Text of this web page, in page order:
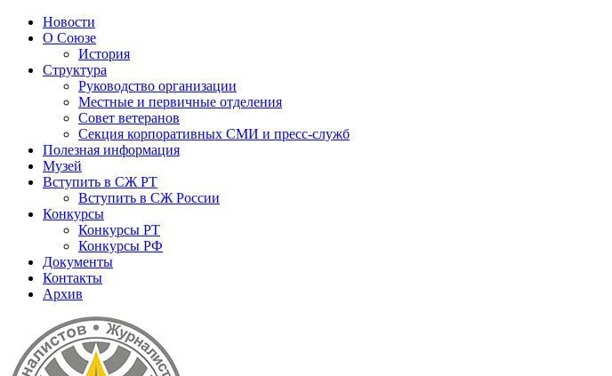
Новости
О Союзе
История
Структура
Руководство организации
Местные и первичные отделения
Совет ветеранов
Секция корпоративных СМИ и пресс-служб
Полезная информация
Музей
Вступить в СЖ РТ
Вступить в СЖ России
Конкурсы
Конкурсы РТ
Конкурсы РФ
Документы
Контакты
Архив